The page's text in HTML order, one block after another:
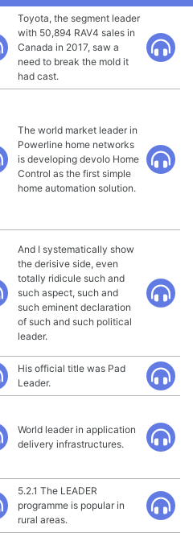
Toyota, the segment leader
with 50,894 RAV4 sales in
Canada in 2017, saw a
need to break the mold it
had cast.
The world market leader in
Powerline home networks
is developing devolo Home
Control as the first simple
home automation solution.
And I systematically show
the derisive side, even
totally ridicule such and
such aspect, such and
such eminent declaration
of such and such political
leader.
His official title was Pad
Leader.
World leader in application
delivery infrastructures.
5.2.1 The LEADER
programme is popular in
rural areas.